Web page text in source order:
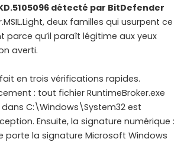
détecté par BitDefender
deux familles qui usurpent ce
parce qu’il paraît légitime aux yeux
averti.
en trois vérifications rapides.
: tout fichier RuntimeBroker.exe
C:\Windows\System32 est
Ensuite, la signature numérique :
porte la signature Microsoft Windows